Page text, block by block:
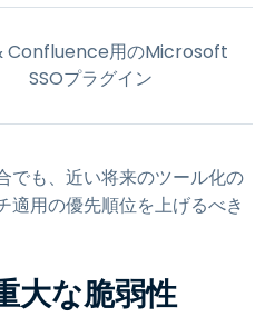
Confluence用のMicrosoft
SSOプラグイン
でも、近い将来のツール化の
適用の優先順位を上げるべき
大な脆弱性